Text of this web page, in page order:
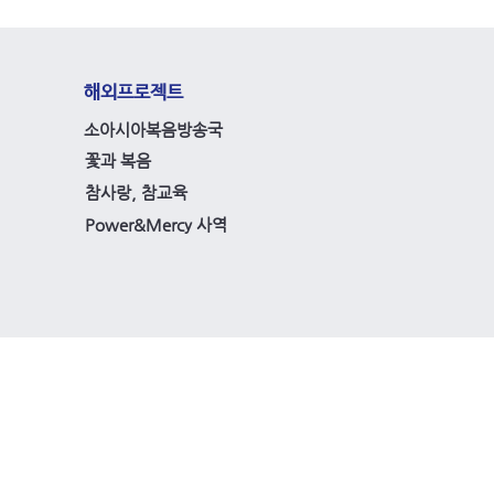
해외프로젝트
소아시아복음방송국
꽃과 복음
참사랑, 참교육
Power&Mercy 사역